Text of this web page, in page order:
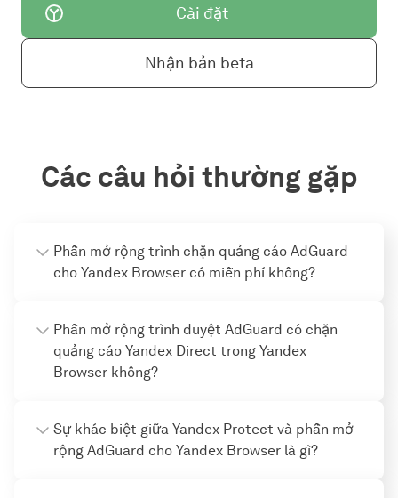
Cài đặt
Nhận bản beta
Các câu hỏi thường gặp
Phần mở rộng trình chặn quảng cáo AdGuard
cho Yandex Browser có miễn phí không?
Phần mở rộng trình duyệt AdGuard có chặn
quảng cáo Yandex Direct trong Yandex
Browser không?
Sự khác biệt giữa Yandex Protect và phần mở
rộng AdGuard cho Yandex Browser là gì?